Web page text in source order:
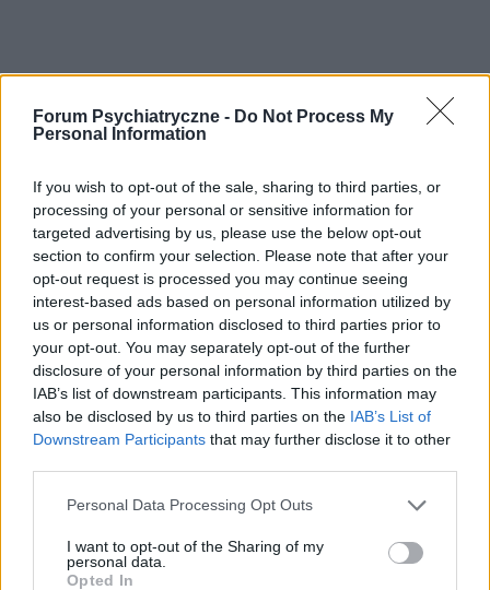
Forum Psychiatryczne - Do Not Process My
Personal Information
If you wish to opt-out of the sale, sharing to third parties, or
processing of your personal or sensitive information for
targeted advertising by us, please use the below opt-out
section to confirm your selection. Please note that after your
opt-out request is processed you may continue seeing
interest-based ads based on personal information utilized by
us or personal information disclosed to third parties prior to
your opt-out. You may separately opt-out of the further
disclosure of your personal information by third parties on the
IAB’s list of downstream participants. This information may
also be disclosed by us to third parties on the IAB’s List of
Downstream Participants that may further disclose it to other
Personal Data Processing Opt Outs
I want to opt-out of the Sharing of my
personal data.
Opted In
POLECAMY TREŚCI Z KATEGORII BEZSENNOŚĆ